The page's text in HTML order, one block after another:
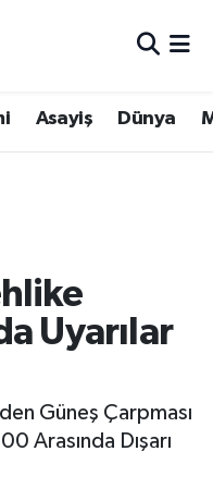
Asayiş Dünya
Uyarılar
Güneş Çarpması
Arasında Dışarı